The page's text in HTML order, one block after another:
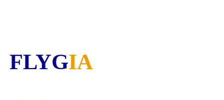
FLYGIA